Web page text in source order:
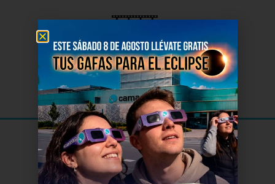
El Cinede Soria